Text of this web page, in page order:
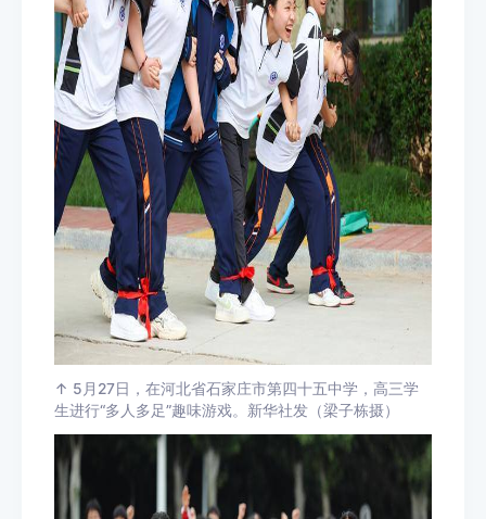
↑ 5月27日，在河北省石家庄市第四十五中学，高三学
生进行“多人多足”趣味游戏。新华社发（梁子栋摄）